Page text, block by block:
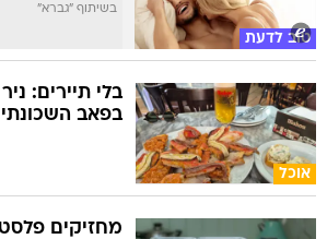
טוב לדעת
בשיתוף "גברא"
אוכל
בלי תיירים:
בפאב
מחזיקים